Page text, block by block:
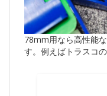
78mm用なら高性能
す。例えばトラスコの